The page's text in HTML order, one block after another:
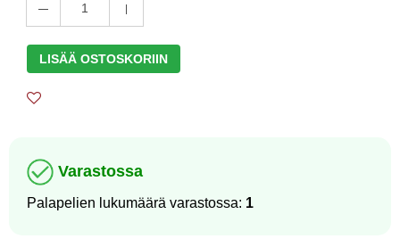
1
LISÄÄ OSTOSKORIIN
Varastossa
Palapelien lukumäärä varastossa: 1